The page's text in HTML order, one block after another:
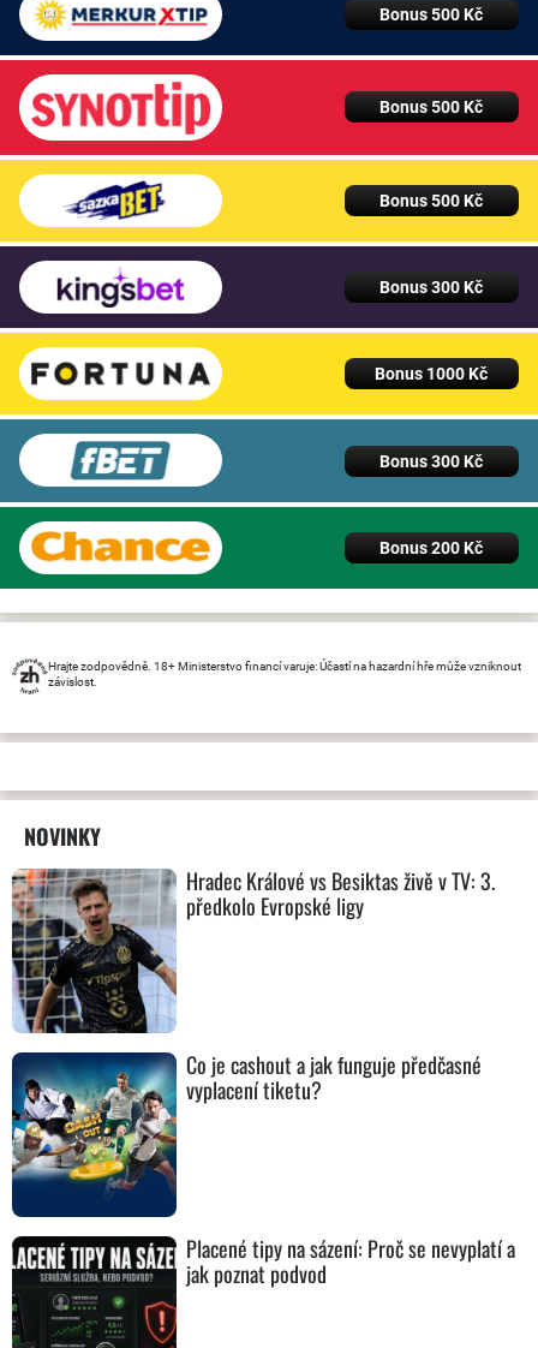
Bonus 500 Kč
Bonus 500 Kč
Bonus 500 Kč
Bonus 300 Kč
Bonus 1000 Kč
Bonus 300 Kč
Bonus 200 Kč
Hrajte zodpovědně. 18+ Ministerstvo financí varuje: Účastí na hazardní hře může vzniknout
závislost.
NOVINKY
Hradec Králové vs Besiktas živě v TV: 3.
předkolo Evropské ligy
Co je cashout a jak funguje předčasné
vyplacení tiketu?
Placené tipy na sázení: Proč se nevyplatí a
jak poznat podvod